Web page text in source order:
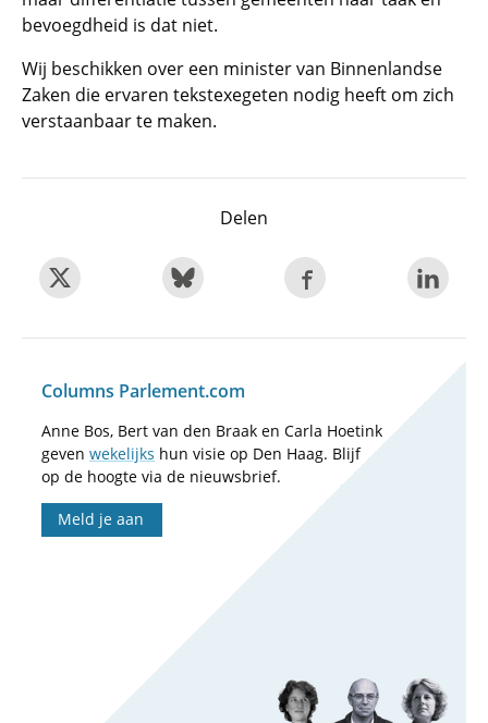
bevoegdheid is dat niet.
Wij beschikken over een minister van Binnenlandse
Zaken die ervaren tekstexegeten nodig heeft om zich
verstaanbaar te maken.
Delen
Columns Parlement.com
Anne Bos, Bert van den Braak en Carla Hoetink
geven wekelijks hun visie op Den Haag. Blijf
op de hoogte via de nieuwsbrief.
Meld je aan